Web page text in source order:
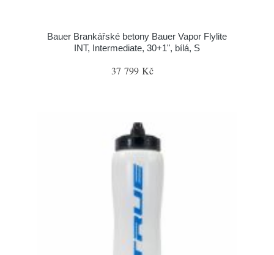
Bauer Brankářské betony Bauer Vapor Flylite
INT, Intermediate, 30+1", bílá, S
37 799 Kč